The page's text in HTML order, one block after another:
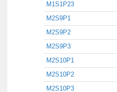
M1S1P23
M2S9P1
M2S9P2
M2S9P3
M2S10P1
M2S10P2
M2S10P3